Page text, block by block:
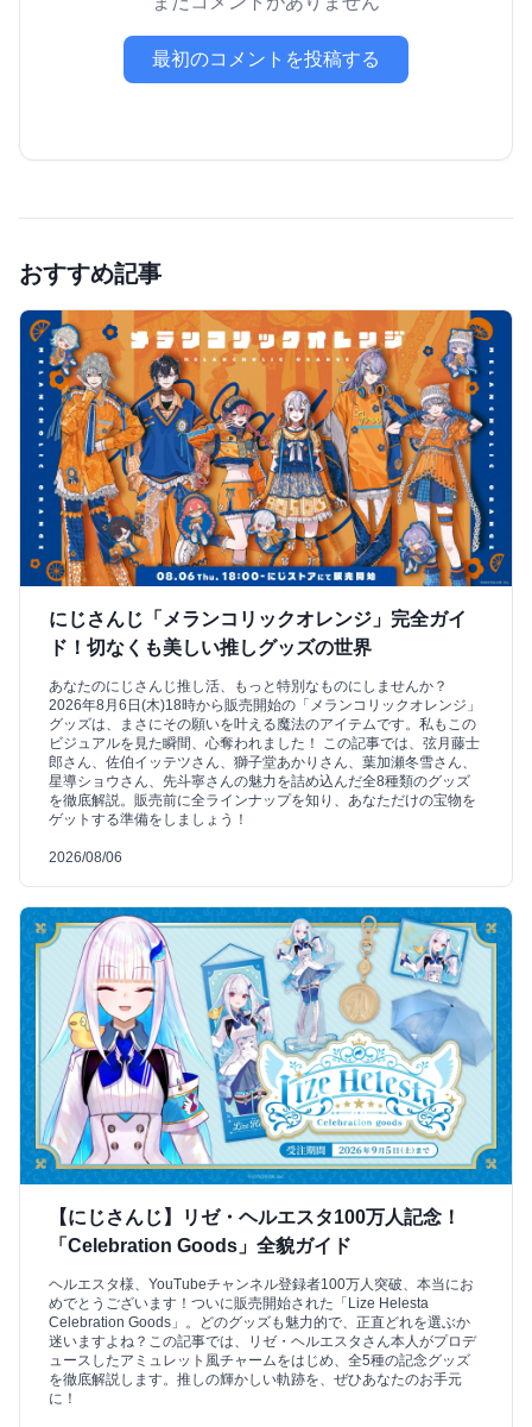
最初のコメントを投稿する
おすすめ記事
にじさんじ「メランコリックオレンジ」完全ガイ
ド！切なくも美しい推しグッズの世界
あなたのにじさんじ推し活、もっと特別なものにしませんか？
2026年8月6日(木)18時から販売開始の「メランコリックオレンジ」
グッズは、まさにその願いを叶える魔法のアイテムです。私もこの
ビジュアルを見た瞬間、心奪われました！ この記事では、弦月藤士
郎さん、佐伯イッテツさん、獅子堂あかりさん、葉加瀬冬雪さん、
星導ショウさん、先斗寧さんの魅力を詰め込んだ全8種類のグッズ
を徹底解説。販売前に全ラインナップを知り、あなただけの宝物を
ゲットする準備をしましょう！
2026/08/06
【にじさんじ】リゼ・ヘルエスタ100万人記念！
「Celebration Goods」全貌ガイド
ヘルエスタ様、YouTubeチャンネル登録者100万人突破、本当にお
めでとうございます！ついに販売開始された「Lize Helesta
Celebration Goods」。どのグッズも魅力的で、正直どれを選ぶか
迷いますよね？この記事では、リゼ・ヘルエスタさん本人がプロデ
ュースしたアミュレット風チャームをはじめ、全5種の記念グッズ
を徹底解説します。推しの輝かしい軌跡を、ぜひあなたのお手元
に！